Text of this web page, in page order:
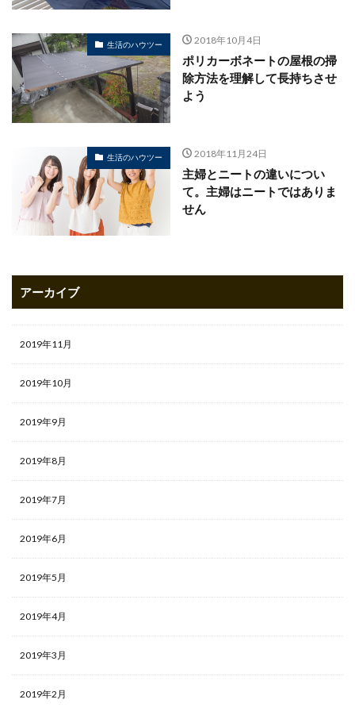
生活のハウツー 2018年10月4日
ポリカーボネートの屋根の掃
除方法を理解して長持ちさせ
よう
生活のハウツー 2018年11月24日
主婦とニートの違いについ
て。主婦はニートではありま
せん
アーカイブ
2019年11月
2019年10月
2019年9月
2019年8月
2019年7月
2019年6月
2019年5月
2019年4月
2019年3月
2019年2月